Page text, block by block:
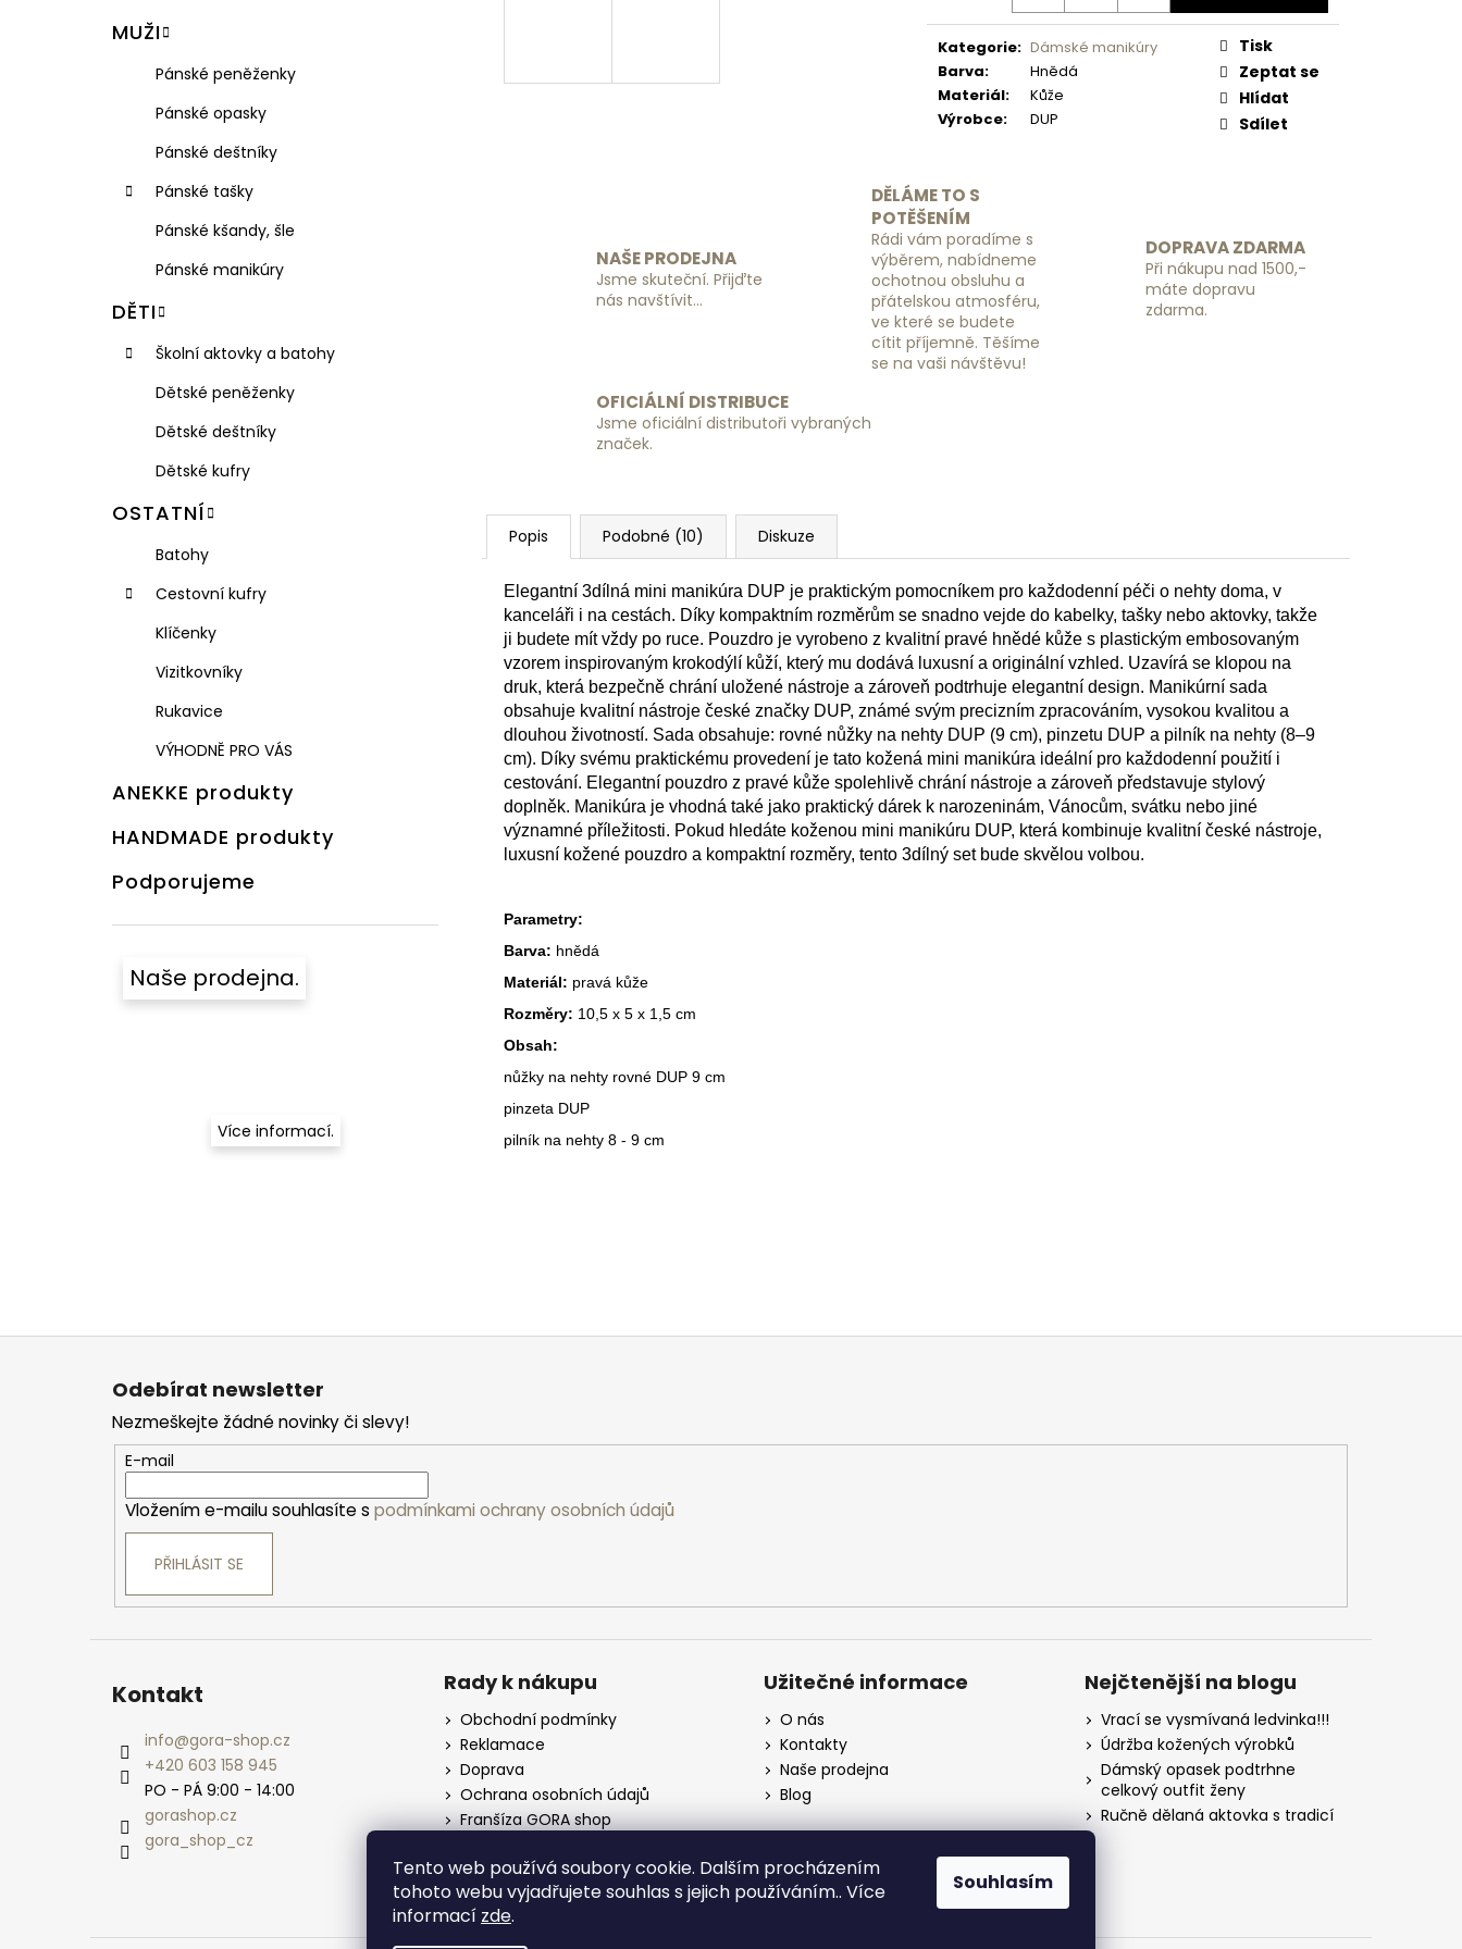
Tento web používá soubory cookie. Dalším procházením
tohoto webu vyjadřujete souhlas s jejich používáním.. Více
informací zde.
Souhlasím
MUŽI
Pánské peněženky
Pánské opasky
Pánské deštníky
Pánské tašky
Pánské kšandy, šle
Pánské manikúry
DĚTI
Školní aktovky a batohy
Dětské peněženky
Dětské deštníky
Dětské kufry
OSTATNÍ
Batohy
Cestovní kufry
Klíčenky
Vizitkovníky
Rukavice
VÝHODNĚ PRO VÁS
ANEKKE produkty
HANDMADE produkty
Podporujeme
Naše prodejna.
Více informací.
Kategorie: Dámské manikúry
Barva:
Hnědá
Materiál:
Kůže
Výrobce: DUP
Tisk
Zeptat se
Hlídat
Sdílet
NAŠE PRODEJNA
Jsme skuteční. Přijďte
nás navštívit...
DĚLÁME TO S
POTĚŠENÍM
Rádi vám poradíme s
výběrem, nabídneme
ochotnou obsluhu a
přátelskou atmosféru,
ve které se budete
cítit příjemně. Těšíme
se na vaši návštěvu!
DOPRAVA ZDARMA
Při nákupu nad 1500,-
máte dopravu
zdarma.
OFICIÁLNÍ DISTRIBUCE
Jsme oficiální distributoři vybraných
značek.
Popis Podobné (10) Diskuze
Elegantní 3dílná mini manikúra DUP je praktickým pomocníkem pro každodenní péči o nehty doma, v
kanceláři i na cestách. Díky kompaktním rozměrům se snadno vejde do kabelky, tašky nebo aktovky, takže
ji budete mít vždy po ruce. Pouzdro je vyrobeno z kvalitní pravé hnědé kůže s plastickým embosovaným
vzorem inspirovaným krokodýlí kůží, který mu dodává luxusní a originální vzhled. Uzavírá se klopou na
druk, která bezpečně chrání uložené nástroje a zároveň podtrhuje elegantní design. Manikúrní sada
obsahuje kvalitní nástroje české značky DUP, známé svým precizním zpracováním, vysokou kvalitou a
dlouhou životností. Sada obsahuje: rovné nůžky na nehty DUP (9 cm), pinzetu DUP a pilník na nehty (8–9
cm). Díky svému praktickému provedení je tato kožená mini manikúra ideální pro každodenní použití i
cestování. Elegantní pouzdro z pravé kůže spolehlivě chrání nástroje a zároveň představuje stylový
doplněk. Manikúra je vhodná také jako praktický dárek k narozeninám, Vánocům, svátku nebo jiné
významné příležitosti. Pokud hledáte koženou mini manikúru DUP, která kombinuje kvalitní české nástroje,
luxusní kožené pouzdro a kompaktní rozměry, tento 3dílný set bude skvělou volbou.
Parametry:
Barva: hnědá
Materiál: pravá kůže
Rozměry: 10,5 x 5 x 1,5 cm
Obsah:
nůžky na nehty rovné DUP 9 cm
pinzeta DUP
pilník na nehty 8 - 9 cm
VISAČKA NA KUFR PLASTOVÁ RGL
49 Kč
Z
Odebírat newsletter
Nezmeškejte žádné novinky či slevy!
E-mail
Vložením e-mailu souhlasíte s podmínkami ochrany osobních údajů
PŘIHLÁSIT SE
Kontakt
info@gora-shop.cz
+420 603 158 945
PO - PÁ 9:00 - 14:00
gorashop.cz
gora_shop_cz
Rady k nákupu
Obchodní podmínky
Reklamace
Doprava
Ochrana osobních údajů
Franšíza GORA shop
Užitečné informace
O nás
Kontakty
Naše prodejna
Blog
Nejčtenější na blogu
Vrací se vysmívaná ledvinka!!!
Údržba kožených výrobků
Dámský opasek podtrhne
celkový outfit ženy
Ručně dělaná aktovka s tradicí